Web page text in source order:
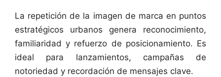
La repetición de la imagen de marca en puntos
estratégicos urbanos genera reconocimiento,
familiaridad y refuerzo de posicionamiento. Es
ideal para lanzamientos, campañas de
notoriedad y recordación de mensajes clave.